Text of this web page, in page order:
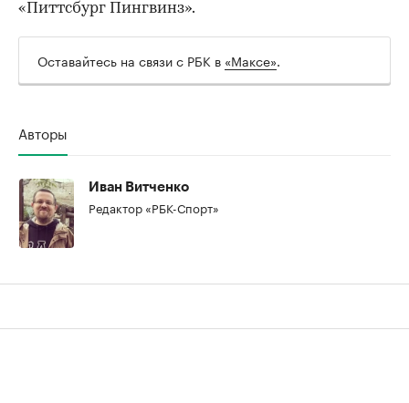
«Питтсбург Пингвинз».
Оставайтесь на связи с РБК в «Максе».
Авторы
Иван Витченко
Редактор «РБК-Спорт»